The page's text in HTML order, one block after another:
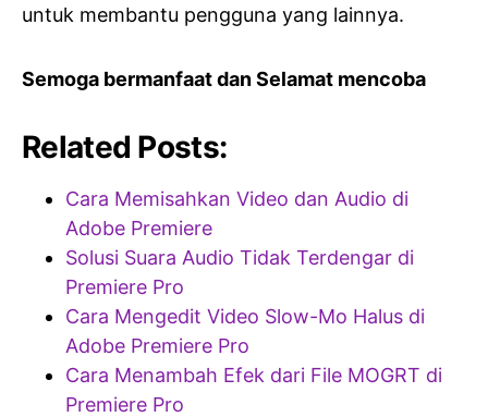
untuk membantu pengguna yang lainnya.
Semoga bermanfaat dan Selamat mencoba
Related Posts:
Cara Memisahkan Video dan Audio di
Adobe Premiere
Solusi Suara Audio Tidak Terdengar di
Premiere Pro
Cara Mengedit Video Slow-Mo Halus di
Adobe Premiere Pro
Cara Menambah Efek dari File MOGRT di
Premiere Pro